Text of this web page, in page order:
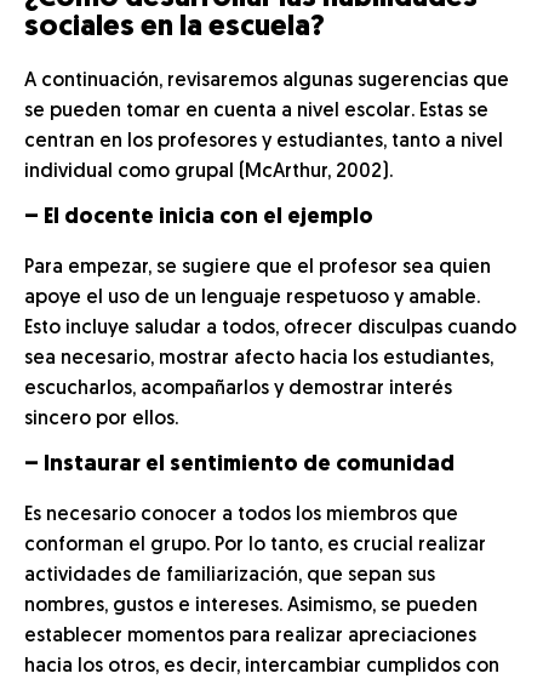
sociales en la escuela?
A continuación, revisaremos algunas sugerencias que
se pueden tomar en cuenta a nivel escolar. Estas se
centran en los profesores y estudiantes, tanto a nivel
individual como grupal (McArthur, 2002).
– El docente inicia con el ejemplo
Para empezar, se sugiere que el profesor sea quien
apoye el uso de un lenguaje respetuoso y amable.
Esto incluye saludar a todos, ofrecer disculpas cuando
sea necesario, mostrar afecto hacia los estudiantes,
escucharlos, acompañarlos y demostrar interés
sincero por ellos.
– Instaurar el sentimiento de comunidad
Es necesario conocer a todos los miembros que
conforman el grupo. Por lo tanto, es crucial realizar
actividades de familiarización, que sepan sus
nombres, gustos e intereses. Asimismo, se pueden
establecer momentos para realizar apreciaciones
hacia los otros, es decir, intercambiar cumplidos con